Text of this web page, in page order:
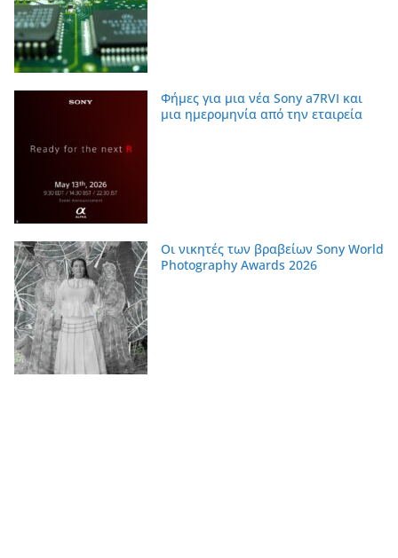
Φήμες για μια νέα Sony a7RVI και
μια ημερομηνία από την εταιρεία
Οι νικητές των βραβείων Sony World
Photography Awards 2026